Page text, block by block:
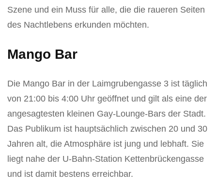
Szene und ein Muss für alle, die die raueren Seiten
des Nachtlebens erkunden möchten.
Mango Bar
Die Mango Bar in der Laimgrubengasse 3 ist täglich
von 21:00 bis 4:00 Uhr geöffnet und gilt als eine der
angesagtesten kleinen Gay-Lounge-Bars der Stadt.
Das Publikum ist hauptsächlich zwischen 20 und 30
Jahren alt, die Atmosphäre ist jung und lebhaft. Sie
liegt nahe der U-Bahn-Station Kettenbrückengasse
und ist damit bestens erreichbar.